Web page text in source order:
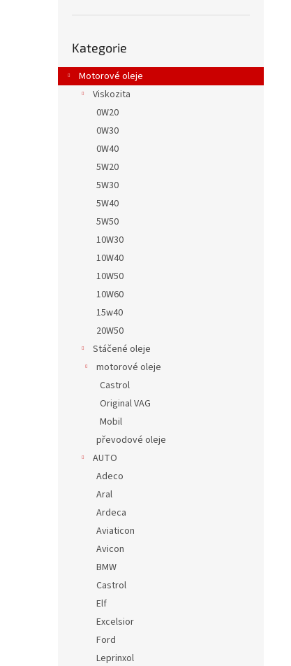
kategorie
Kategorie
Motorové oleje
Viskozita
0W20
0W30
0W40
5W20
5W30
5W40
5W50
10W30
10W40
10W50
10W60
15w40
20W50
Stáčené oleje
motorové oleje
Castrol
Original VAG
Mobil
převodové oleje
AUTO
Adeco
Aral
Ardeca
Aviaticon
Avicon
BMW
Castrol
Elf
Excelsior
Ford
Leprinxol